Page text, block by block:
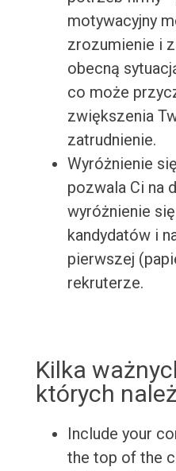
motywacyjny
zrozumienie i
obecną
co może
zwiększenia
zatrudnienie.
Wyróżnienie
pozwala Ci na
wyróżnienie
kandydatów i
pierwszej
rekruterze.
Kilka
których
Include your
the top of the